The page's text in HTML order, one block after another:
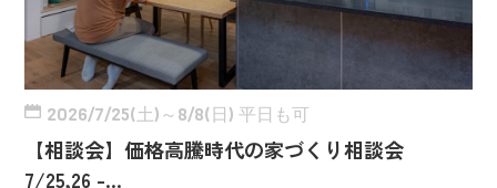
2026/7/25(土)～8/8(日) 平日も可
【相談会】価格高騰時代の家づくり相談会
7/25,26 -…